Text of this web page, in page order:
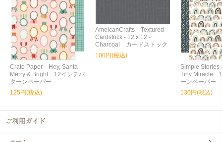
Crate Paper Hey, Santa
Merry & Bright 12インチパ
ターンペーパー
125円(税込)
AmeicanCrafts Textured
Cardstock - 12 x 12 -
Charcoal カードストック
100円(税込)
Simple
Tiny Miracle
ーンペーパー
130円(税込)